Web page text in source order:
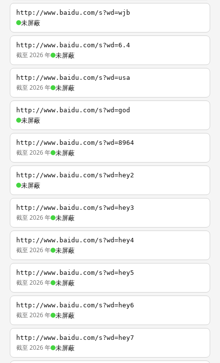
http://www.baidu.com/s?wd=wjb
未屏蔽
http://www.baidu.com/s?wd=6.4
截至 2026 年 未屏蔽
http://www.baidu.com/s?wd=usa
截至 2026 年 未屏蔽
http://www.baidu.com/s?wd=god
未屏蔽
http://www.baidu.com/s?wd=8964
截至 2026 年 未屏蔽
http://www.baidu.com/s?wd=hey2
未屏蔽
http://www.baidu.com/s?wd=hey3
截至 2026 年 未屏蔽
http://www.baidu.com/s?wd=hey4
截至 2026 年 未屏蔽
http://www.baidu.com/s?wd=hey5
截至 2026 年 未屏蔽
http://www.baidu.com/s?wd=hey6
截至 2026 年 未屏蔽
http://www.baidu.com/s?wd=hey7
截至 2026 年 未屏蔽